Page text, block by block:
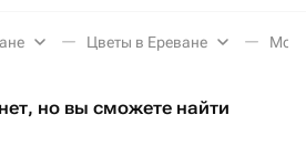
Цветы в Ереване
но вы сможете найти